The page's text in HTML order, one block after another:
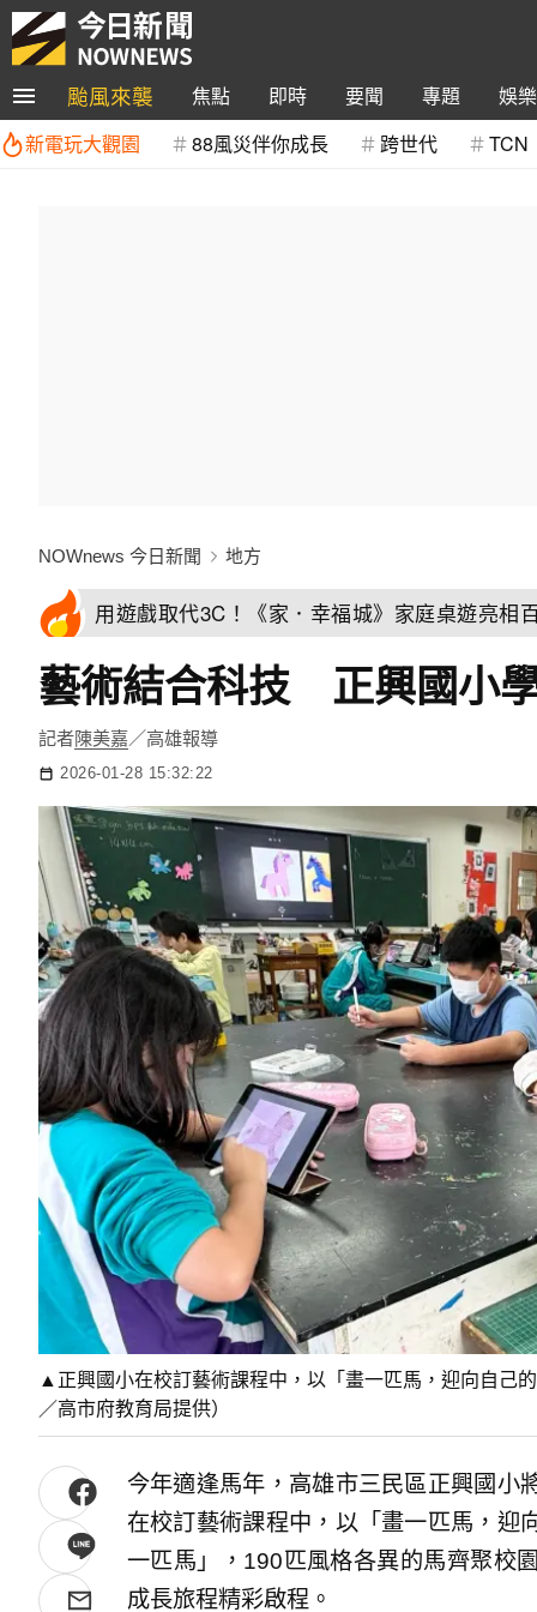
颱風來襲 焦點 即時 要聞 專題
娛樂
新電玩大觀園
88風災伴你成長 跨世代 TCN
NOWnews 今日新聞 地方
用遊戲取代3C！《家．幸福城》家庭桌遊亮相
藝術結合科技 正興國小
記者陳美嘉／高雄報導
2026-01-28 15:32:22
▲正興國小在校訂藝術課程中，以「畫一匹馬，迎向自己
／高市府教育局提供）
今年適逢馬年，高雄市三民區正興國小
在校訂藝術課程中，以「畫一匹馬，迎
一匹馬」，190匹風格各異的馬齊聚校
成長旅程精彩啟程。